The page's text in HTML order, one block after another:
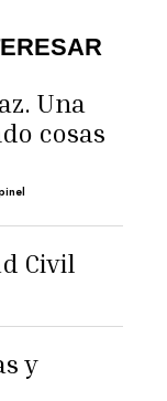
Una
cosas
Civil
y